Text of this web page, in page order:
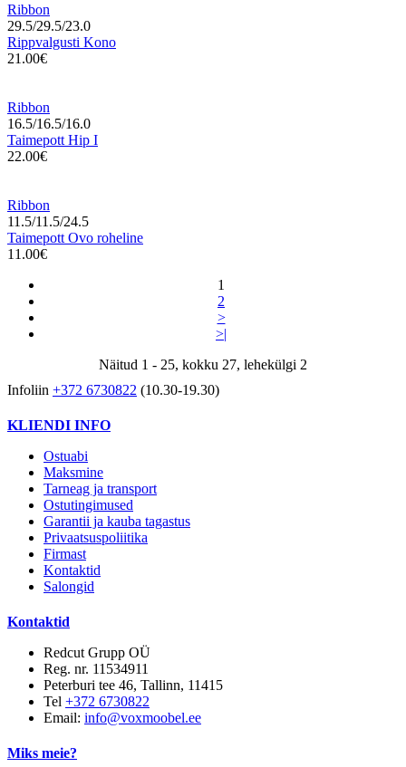
Ribbon
29.5/29.5/23.0
Rippvalgusti Kono
21.00€
Ribbon
16.5/16.5/16.0
Taimepott Hip I
22.00€
Ribbon
11.5/11.5/24.5
Taimepott Ovo roheline
11.00€
1
2
>
>|
Näitud 1 - 25, kokku 27, lehekülgi 2
Infoliin +372 6730822 (10.30-19.30)
KLIENDI INFO
Ostuabi
Maksmine
Tarneag ja transport
Ostutingimused
Garantii ja kauba tagastus
Privaatsuspoliitika
Firmast
Kontaktid
Salongid
Kontaktid
Redcut Grupp OÜ
Reg. nr. 11534911
Peterburi tee 46, Tallinn, 11415
Tel +372 6730822
Email: info@voxmoobel.ee
Miks meie?